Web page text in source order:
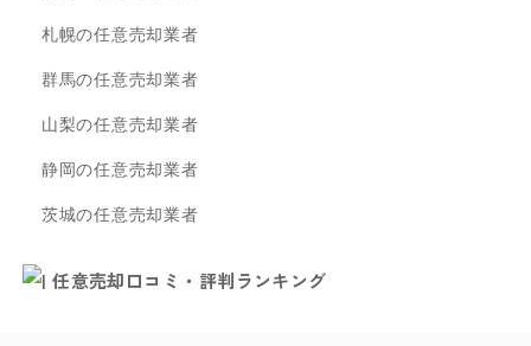
札幌の任意売却業者
群馬の任意売却業者
山梨の任意売却業者
静岡の任意売却業者
茨城の任意売却業者